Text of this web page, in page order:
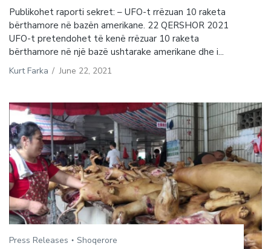
Publikohet raporti sekret: – UFO-t rrëzuan 10 raketa
bërthamore në bazën amerikane. 22 QERSHOR 2021
UFO-t pretendohet të kenë rrëzuar 10 raketa
bërthamore në një bazë ushtarake amerikane dhe i...
Kurt Farka / June 22, 2021
Press Releases Shoqerore